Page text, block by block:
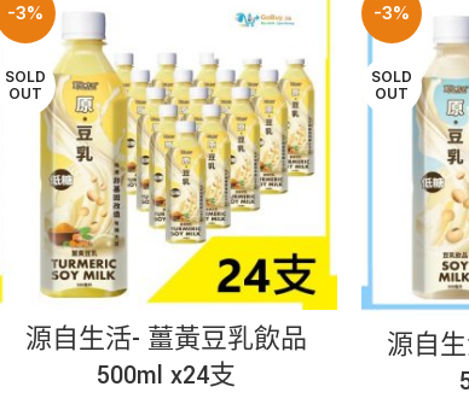
-3%
SOLD
OUT
READ MORE
源自生活- 薑黃豆乳飲品
500ml x24支
-3%
SOLD
OUT
源自